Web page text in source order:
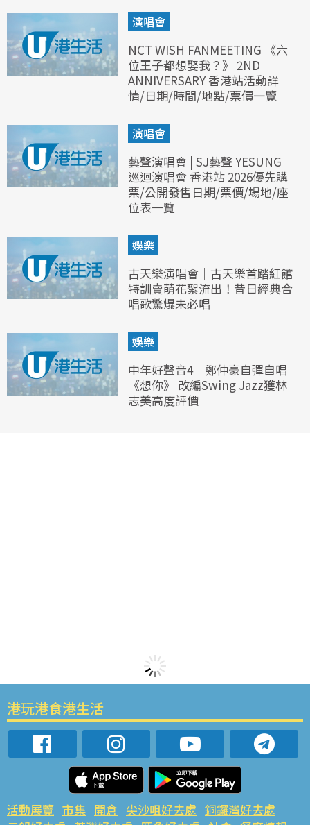
演唱會
NCT WISH FANMEETING 《六
位王子都想娶我？》 2ND
ANNIVERSARY 香港站活動詳
情/日期/時間/地點/票價一覽
演唱會
藝聲演唱會 | SJ藝聲 YESUNG
巡迴演唱會 香港站 2026優先購
票/公開發售日期/票價/場地/座
位表一覽
娛樂
古天樂演唱會｜古天樂首踏紅館
特訓賣萌花絮流出！昔日經典合
唱歌驚爆未必唱
娛樂
中年好聲音4｜鄭仲豪自彈自唱
《想你》 改編Swing Jazz獲林
志美高度評價
港玩港食港生活
活動展覽 市集 開倉 尖沙咀好去處 銅鑼灣好去處